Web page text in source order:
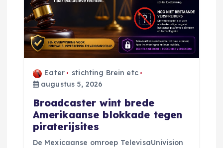
g
a
Eater
stichting Brein etc
augustus 5, 2026
Broadcaster wint brede
Amerikaanse blokkade tegen
piraterijsites
De Mexicaanse omroep TelevisaUnivision